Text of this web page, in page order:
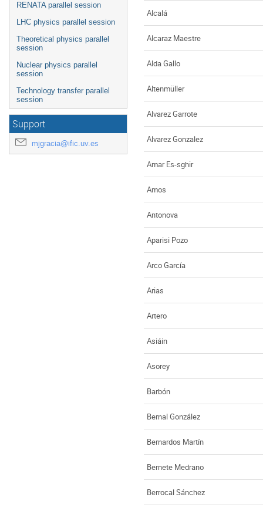
RENATA parallel session
LHC physics parallel session
Theoretical physics parallel
session
Nuclear physics parallel
session
Technology transfer parallel
session
Support
mjgracia@ific.uv.es
Alcalá
Alcaraz Maestre
Alda Gallo
Altenmüller
Alvarez Garrote
Alvarez Gonzalez
Amar Es-sghir
Amos
Antonova
Aparisi Pozo
Arco García
Arias
Artero
Asiáin
Asorey
Barbón
Bernal González
Bernardos Martín
Bernete Medrano
Berrocal Sánchez